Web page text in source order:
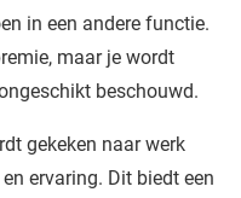
in een andere functie.
maar je wordt
beschouwd.
gekeken naar werk
ervaring. Dit biedt een